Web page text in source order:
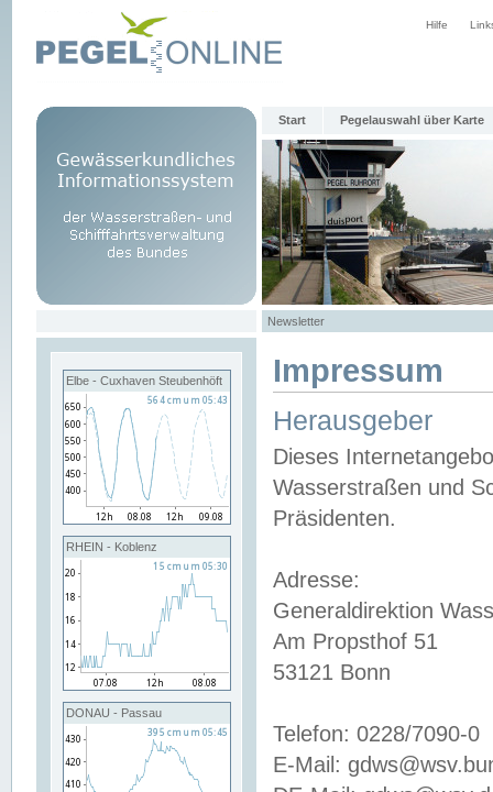
Hilfe
Start Pegelauswahl über Karte
Newsletter
Elbe - Cuxhaven Steubenhöft
RHEIN - Koblenz
DONAU - Passau
Impressum
Herausgeber
Dieses
Wasserstraßen und
Präsidenten.
Adresse:
Generaldirektion
Am Propsthof 51
53121 Bonn
Telefon: 0228/7090-0
E-Mail: